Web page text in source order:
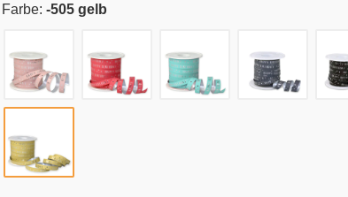
Farbe: -505 gelb